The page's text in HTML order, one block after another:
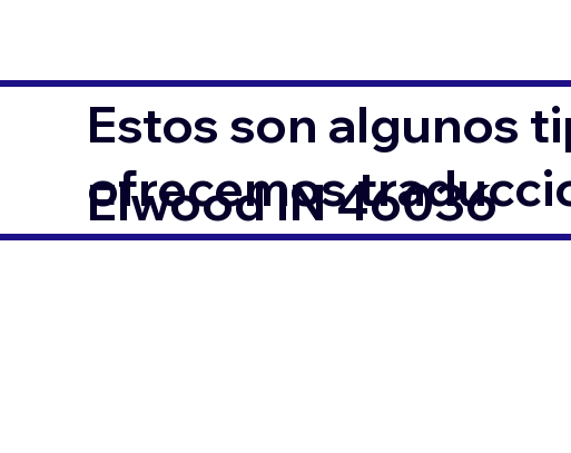
Estos son algunos
ofrecemos
Elwood IN 46036